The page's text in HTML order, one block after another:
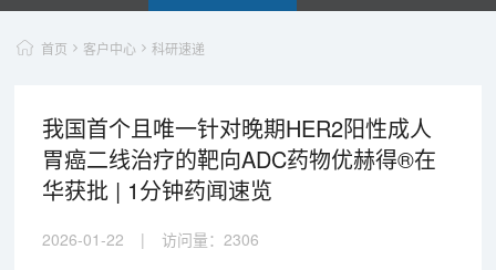
首页 客户中心 科研速递
我国首个且唯一针对晚期HER2阳性成人
胃癌二线治疗的靶向ADC药物优赫得®在
华获批 | 1分钟药闻速览
2026-01-22 | 访问量： 2306